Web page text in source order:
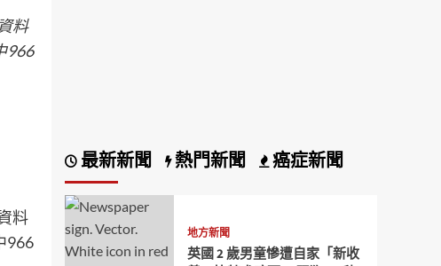
料
966
料
966
最新新聞 熱門新聞 癌症新聞
地方新聞
英國 2 歲男童慘遭自家「新收